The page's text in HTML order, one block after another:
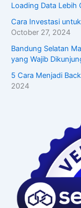
Loading Data Lebih
Cara Investasi
October 27, 2024
Bandung Selatan
yang Wajib
5 Cara Menjadi
2024